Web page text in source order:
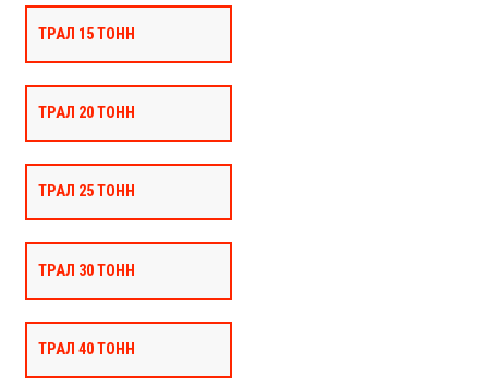
ТРАЛ 15 ТОНН
ТРАЛ 20 ТОНН
ТРАЛ 25 ТОНН
ТРАЛ 30 ТОНН
ТРАЛ 40 ТОНН